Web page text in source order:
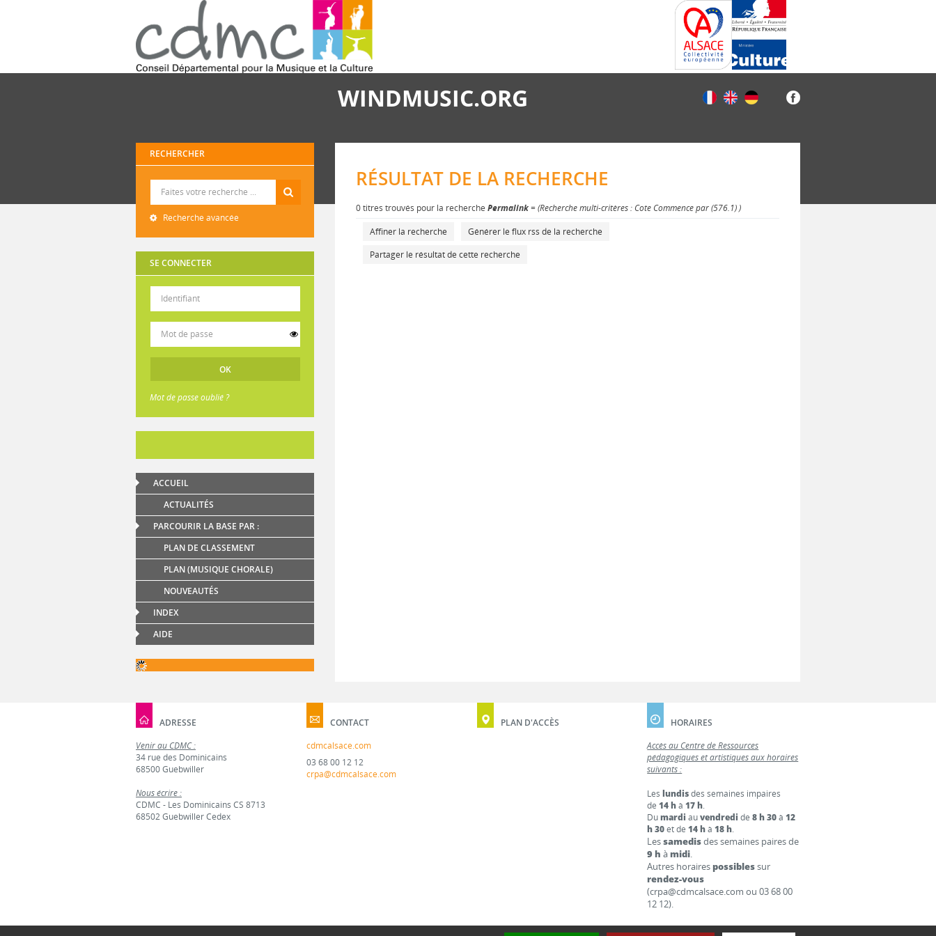
WINDMUSIC.ORG
RECHERCHER
Recherche avancée
SE CONNECTER
Mot de passe oublié ?
ACCUEIL
ACTUALITÉS
PARCOURIR LA BASE PAR :
PLAN DE CLASSEMENT
PLAN (MUSIQUE CHORALE)
NOUVEAUTÉS
INDEX
AIDE
RÉSULTAT DE LA RECHERCHE
0 titres trouvés pour la recherche Permalink= (Recherche multi-critères : Cote Commence par (576.1) )
Affiner la recherche
Générer le flux rss de la recherche
Partager le résultat de cette recherche
ADRESSE
Venir au CDMC :
34 rue des Dominicains
68500 Guebwiller
Nous écrire :
CDMC - Les Dominicains CS 8713
68502 Guebwiller Cedex
CONTACT
cdmcalsace.com
03 68 00 12 12
crpa@cdmcalsace.com
PLAN D'ACCÈS
HORAIRES
Accès au Centre de Ressources
pédagogiques et artistiques aux horaires
suivants :
Leslundisdes semaines impaires
de14 hà17 h.
Dumardi auvendredi de8 h 30à12
h 30et de14 hà18 h.
Lessamedisdes semaines paires de
9 h à midi.
Autres horaires possiblessur
rendez-vous
(crpa@cdmcalsace.com ou 03 68 00
12 12).